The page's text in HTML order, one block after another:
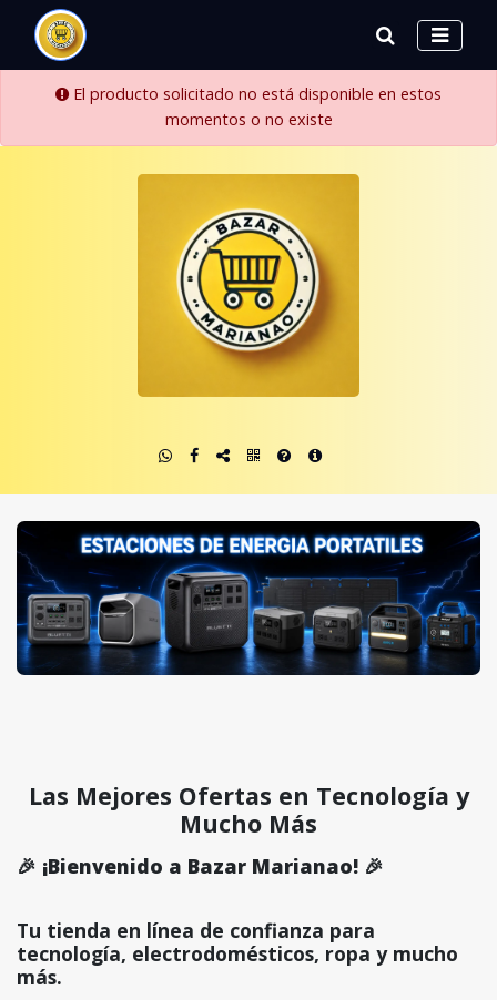
El producto solicitado no está disponible en estos
momentos o no existe
Las Mejores Ofertas en Tecnología y
Mucho Más
🎉 ¡Bienvenido a Bazar Marianao! 🎉
Tu tienda en línea de confianza para
tecnología, electrodomésticos, ropa y mucho
más.